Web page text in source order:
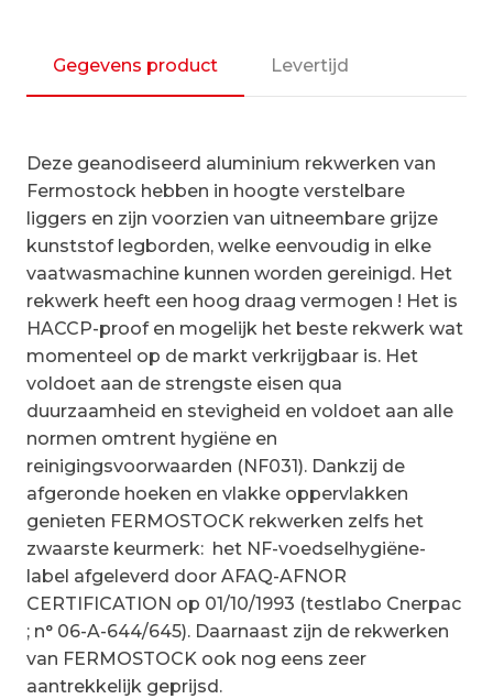
startset
vak
aantal
Gegevens product Levertijd
Deze geanodiseerd aluminium rekwerken van
Fermostock hebben in hoogte verstelbare
liggers en zijn voorzien van uitneembare grijze
kunststof legborden, welke eenvoudig in elke
vaatwasmachine kunnen worden gereinigd. Het
rekwerk heeft een hoog draag vermogen ! Het is
HACCP-proof en mogelijk het beste rekwerk wat
momenteel op de markt verkrijgbaar is. Het
voldoet aan de strengste eisen qua
duurzaamheid en stevigheid en voldoet aan alle
normen omtrent hygiëne en
reinigingsvoorwaarden (NF031). Dankzij de
afgeronde hoeken en vlakke oppervlakken
genieten FERMOSTOCK rekwerken zelfs het
zwaarste keurmerk: het NF-voedselhygiëne-
label afgeleverd door AFAQ-AFNOR
CERTIFICATION op 01/10/1993 (testlabo Cnerpac
; n° 06-A-644/645). Daarnaast zijn de rekwerken
van FERMOSTOCK ook nog eens zeer
aantrekkelijk geprijsd.